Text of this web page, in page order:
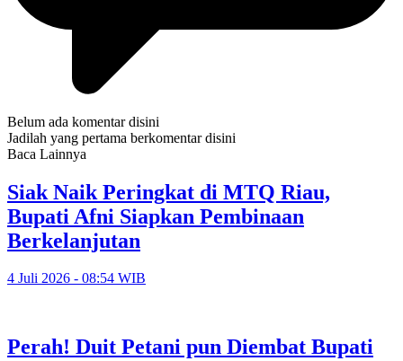
Belum ada komentar disini
Jadilah yang pertama berkomentar disini
Baca Lainnya
Siak Naik Peringkat di MTQ Riau,
Bupati Afni Siapkan Pembinaan
Berkelanjutan
4 Juli 2026 - 08:54 WIB
Perah! Duit Petani pun Diembat Bupati